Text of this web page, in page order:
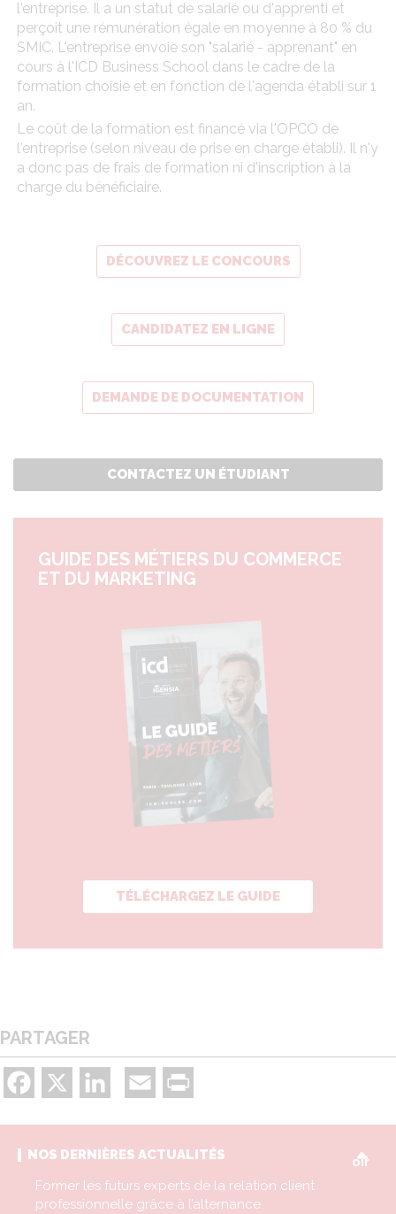
l'entreprise. Il a un statut de salarié ou d'apprenti et
perçoit une rémunération égale en moyenne à 80 % du
SMIC. L'entreprise envoie son "salarié - apprenant" en
cours à l'ICD Business School dans le cadre de la
formation choisie et en fonction de l'agenda établi sur 1
an.
Le coût de la formation est financé via l'OPCO de
l'entreprise (selon niveau de prise en charge établi). Il n'y
a donc pas de frais de formation ni d'inscription à la
charge du bénéficiaire.
DÉCOUVREZ LE CONCOURS
CANDIDATEZ EN LIGNE
DEMANDE DE DOCUMENTATION
CONTACTEZ UN ÉTUDIANT
GUIDE DES MÉTIERS DU COMMERCE
ET DU MARKETING
TÉLÉCHARGEZ LE GUIDE
PARTAGER
Facebook LinkedIn Email
NOS DERNIÈRES ACTUALITÉS
oir
Former les futurs experts de la relation client
professionnelle grâce à l’alternance